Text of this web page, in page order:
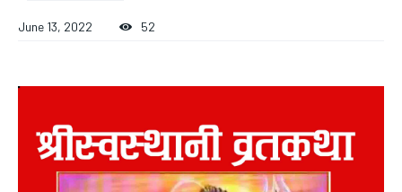
June 13, 2022 52